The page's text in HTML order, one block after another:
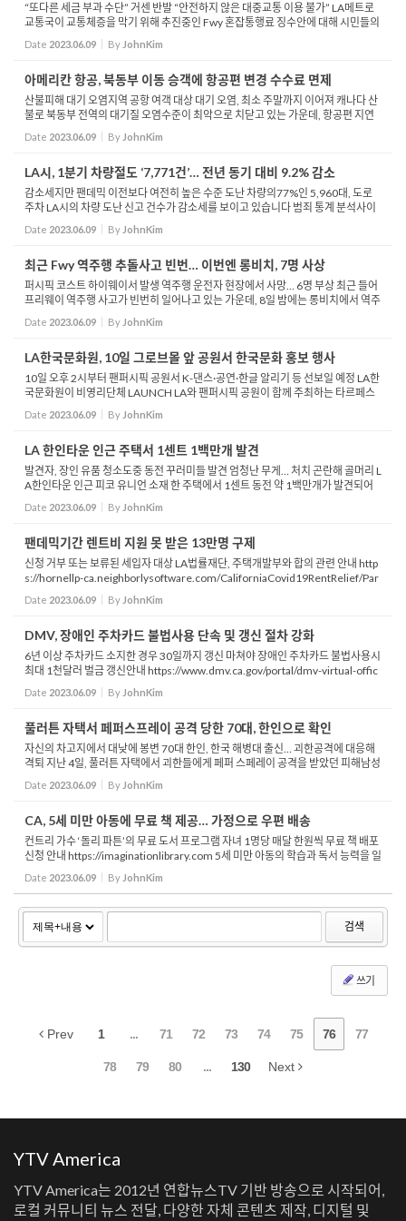
“또다른 세금 부과 수단” 거센 반발 “안전하지 않은 대중교통 이용 불가” LA메트로
교통국이 교통체증을 막기 위해 추진중인 Fwy 혼잡통행료 징수안에 대해 시민들의
불만이 폭주하고 있습니다 LA타임즈는 8일, Fwy혼잡통행료에 반발...
Date 2023.06.09 By JohnKim
아메리칸 항공, 북동부 이동 승객에 항공편 변경 수수료 면제
산불피해 대기 오염지역 공항 여객 대상 대기 오염, 최소 주말까지 이어져 캐나다 산
불로 북동부 전역의 대기질 오염수준이 최악으로 치닫고 있는 가운데, 항공편 지연
및 결항 사태가 일어나자 아메리칸 항공이 이 지역 이동 승객에 대한 항공권 변경 수
수료...
Date 2023.06.09 By JohnKim
LA시, 1분기 차량절도 ‘7,771건’… 전년 동기 대비 9.2% 감소
감소세지만 팬데믹 이전보다 여전히 높은 수준 도난 차량의77%인 5,960대, 도로
주차 LA시의 차량 도난 신고 건수가 감소세를 보이고 있습니다 범죄 통계 분석사이
트 크로스타운이 LAPD의 자료를 분석할 결과, 1분기 LA시에서는 총 7,771건의 차
량이 도난 되...
Date 2023.06.09 By JohnKim
최근 Fwy 역주행 추돌사고 빈번… 이번엔 롱비치, 7명 사상
퍼시픽 코스트 하이웨이서 발생 역주행 운전자 현장에서 사망… 6명 부상 최근 들어
프리웨이 역주행 사고가 빈번히 일어나고 있는 가운데, 8일 밤에는 롱비치에서 역주
행 사고가 발생, 7명이 사상자가 나왔습니다 롱비치 경찰국에 따르면 이날 오후 7...
Date 2023.06.09 By JohnKim
LA한국문화원, 10일 그로브몰 앞 공원서 한국문화 홍보 행사
10일 오후 2시부터 팬퍼시픽 공원서 K-댄스·공연·한글 알리기 등 선보일 예정 LA한
국문화원이 비영리단체 LAUNCH LA와 팬퍼시픽 공원이 함께 주최하는 타르페스
트 2023에 참여해 한국문화 알리기에 나섭니다 한국문화원은 10일 오후 2시부터
팬...
Date 2023.06.09 By JohnKim
LA 한인타운 인근 주택서 1센트 1백만개 발견
발견자, 장인 유품 청소도중 동전 꾸러미들 발견 엄청난 무게… 처치 곤란해 골머리 L
A한인타운 인근 피코 유니언 소재 한 주택에서 1센트 동전 약 1백만개가 발견되어
화제입니다 KTLA 등에 따르면 1센트 동전들을 발견한 사람인 존 레예스는 지난해
...
Date 2023.06.09 By JohnKim
팬데믹기간 렌트비 지원 못 받은 13만명 구제
신청 거부 또는 보류된 세입자 대상 LA법률재단, 주택개발부와 합의 관련 안내 http
s://hornellp-ca.neighborlysoftware.com/CaliforniaCovid19RentRelief/Par
ticipant 코로나19 팬데믹 기간동안 캘리포니아 주 정부가 지원해왔던 렌트비 지원
프로그램 혜택...
Date 2023.06.09 By JohnKim
DMV, 장애인 주차카드 불법사용 단속 및 갱신 절차 강화
6년 이상 주차카드 소지한 경우 30일까지 갱신 마쳐야 장애인 주차카드 불법사용시
최대 1천달러 벌금 갱신안내 https://www.dmv.ca.gov/portal/dmv-virtual-offic
e/dpp-renewal/ CA 차량등록국 DMV가 장애인 주차 카드 불법 남용 단속 및 갱신
절차를 강화합...
Date 2023.06.09 By JohnKim
풀러튼 자택서 페퍼스프레이 공격 당한 70대, 한인으로 확인
자신의 차고지에서 대낮에 봉변 70대 한인, 한국 해병대 출신… 괴한공격에 대응해
격퇴 지난 4일, 풀러튼 자택에서 괴한들에게 페퍼 스페레이 공격을 받았던 피해남성
이 한국 해병대 출신이었던 것으로 밝혀졌습니다 KTLA 등 주요 언론은 지난 4일
풀...
Date 2023.06.09 By JohnKim
CA, 5세 미만 아동에 무료 책 제공… 가정으로 우편 배송
컨트리 가수 ‘돌리 파튼’의 무료 도서 프로그램 자녀 1명당 매달 한원씩 무료 책 배포
신청 안내 https://imaginationlibrary.com 5세 미만 아동의 학습과 독서 능력을 일
깨워주기 위해 무료 책 보급에 힘쓰고 있는 컨트리 가수 돌리 파튼의 상상...
Date 2023.06.09 By JohnKim
검색
쓰기
Prev 1 ... 71 72 73 74 75 76 77
78 79 80 ... 130 Next
YTV America
YTV America는 2012년 연합뉴스TV 기반 방송으로 시작되어,
로컬 커뮤니티 뉴스 전달, 다양한 자체 콘텐츠 제작, 디지털 및